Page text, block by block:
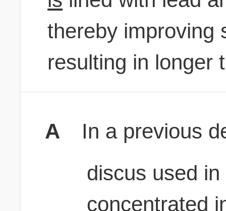
thereby improving
resulting in longer
A
In a previous
discus used
concentrated